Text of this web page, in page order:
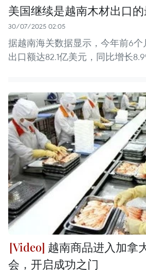
美国继续是越南木材出口
30/07/2025 02:05
据越南海关数据显示，今年前6
出口额达82.1亿美元，同比增长
越南商品进入加拿
会，开启成功之门